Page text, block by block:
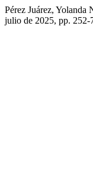
Pérez Juárez,
julio de 2025, pp. 252-